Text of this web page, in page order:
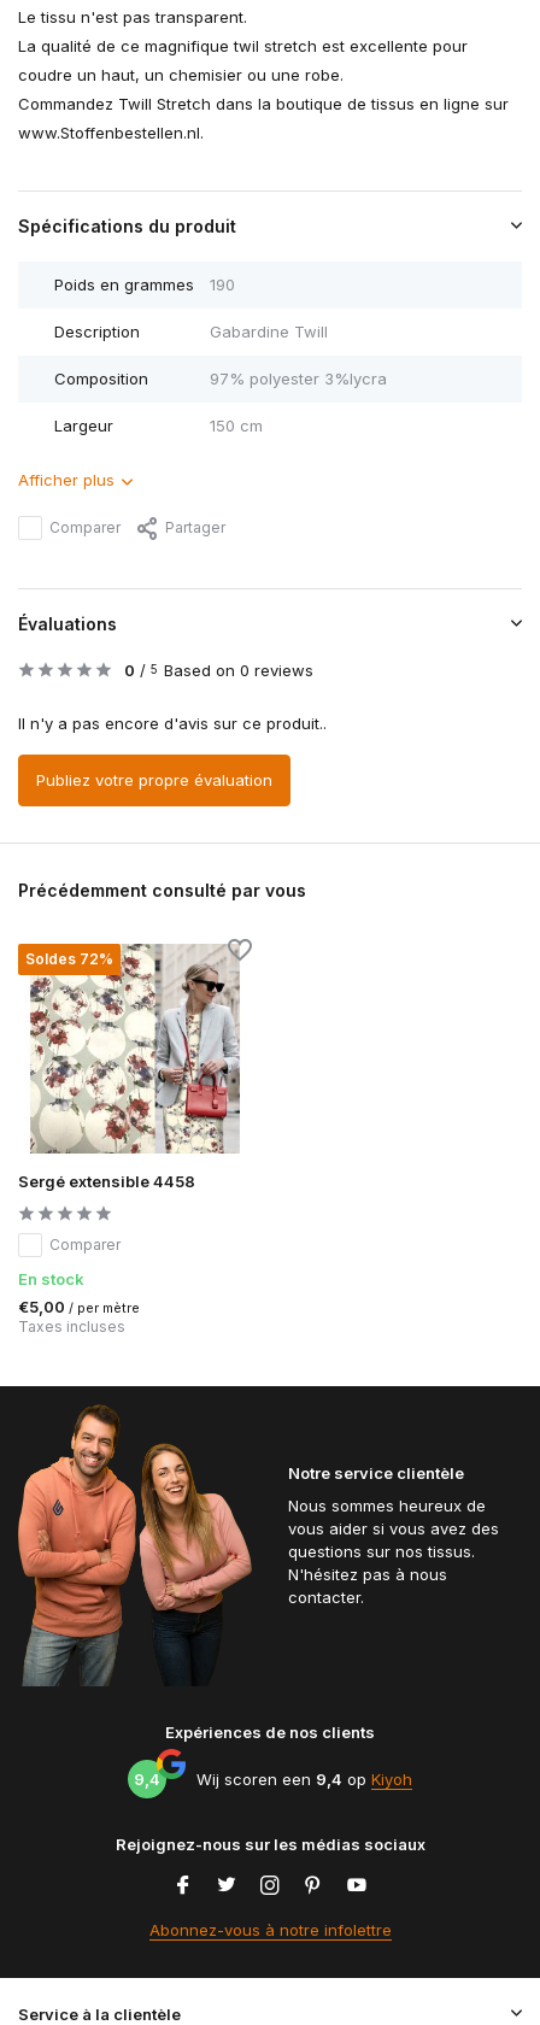
Le tissu n'est pas transparent.
La qualité de ce magnifique twil stretch est excellente pour
coudre un haut, un chemisier ou une robe.
Commandez Twill Stretch dans la boutique de tissus en ligne sur
www.Stoffenbestellen.nl.
Spécifications du produit
Poids en grammes 190
Description Gabardine Twill
Composition 97% polyester 3%lycra
Largeur 150 cm
Afficher plus
Comparer Partager
Évaluations
0 / 5 Based on 0 reviews
Il n'y a pas encore d'avis sur ce produit..
Publiez votre propre évaluation
Précédemment consulté par vous
Soldes 72%
Sergé extensible 4458
Comparer
En stock
€5,00 / per mètre
Taxes incluses
Notre service clientèle
Nous sommes heureux de
vous aider si vous avez des
questions sur nos tissus.
N'hésitez pas à nous
contacter.
Expériences de nos clients
9,4 Wij scoren een 9,4 op Kiyoh
Rejoignez-nous sur les médias sociaux
Abonnez-vous à notre infolettre
Service à la clientèle